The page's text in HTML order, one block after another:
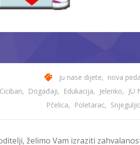
ju nase dijete, nova
Ciciban, Događaji, Edukacija, Jelenko, JU
Pčelica, Poletarac,
želimo Vam izraziti